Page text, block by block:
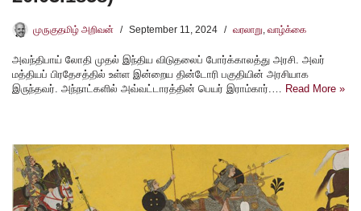
முருகுதமிழ் அறிவன் September 11, 2024 வரலாறு வாழ்க்கை
அவந்திபாய் லோதி முதல் இந்திய விடுதலைப் போர்க்காலத்து அரசி. அவர்
மத்தியப் பிரதேசத்தில் உள்ள இன்றைய தின்டோரி பகுதியின் அரசியாக
இருந்தவர். அந்நாட்களில் அவ்வட்டாரத்தின் பெயர் இராம்கார்.… Read More »